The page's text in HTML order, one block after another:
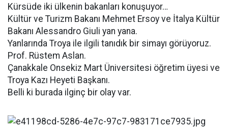
Kürsüde iki ülkenin bakanları konuşuyor…
Kültür ve Turizm Bakanı Mehmet Ersoy ve İtalya Kültür
Bakanı Alessandro Giuli yan yana.
Yanlarında Troya ile ilgili tanıdık bir simayı görüyoruz.
Prof. Rüstem Aslan.
Çanakkale Onsekiz Mart Üniversitesi öğretim üyesi ve
Troya Kazı Heyeti Başkanı.
Belli ki burada ilginç bir olay var.